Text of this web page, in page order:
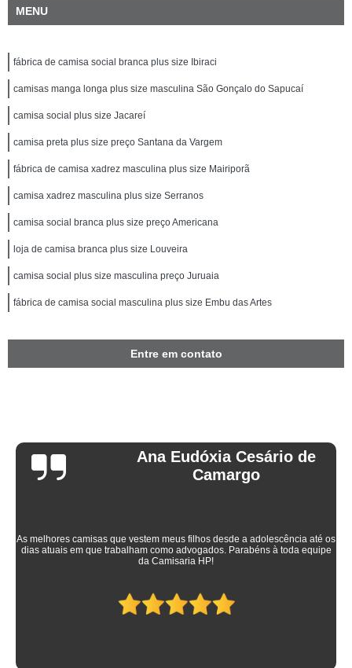
MENU
fábrica de camisa social branca plus size Ibiraci
camisas manga longa plus size masculina São Gonçalo do Sapucaí
camisa social plus size Jacareí
camisa preta plus size preço Santana da Vargem
fábrica de camisa xadrez masculina plus size Mairiporã
camisa xadrez masculina plus size Serranos
camisa social branca plus size preço Americana
loja de camisa branca plus size Louveira
camisa social plus size masculina preço Juruaia
fábrica de camisa social masculina plus size Embu das Artes
Entre em contato
Ana Eudóxia Cesário de
Camargo
As melhores camisas que vestem meus filhos desde a adolescência até os
dias atuais em que trabalham como advogados. Parabéns à toda equipe
da Camisaria HP!